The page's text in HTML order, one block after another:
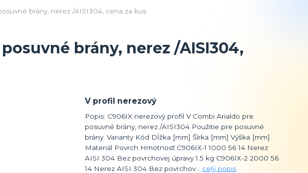
brány, nerez /AISI304, cena za kus
brány, nerez /AISI304,
V profil nerezový
Popis: C906IX nerezový profil V Combi Arialdo pre
posuvné brány, nerez /AISI304 Použitie pre posuvné
brány. Varianty Kód Dĺžka [mm] Šírka [mm] Výška [mm]
Materiál Povrch Hmotnosť C906IX-1 1000 56 14 Nerez
AISI 304 Bez povrchovej úpravy 1.5 kg C906IX-2 2000 56
14 Nerez AISI 304 Bez povrchov... celý popis